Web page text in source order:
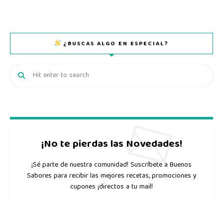
¿BUSCAS ALGO EN ESPECIAL?
¡No te pierdas las Novedades!
¡Sé parte de nuestra comunidad! Suscríbete a Buenos
Sabores para recibir las mejores recetas, promociones y
cupones ¡directos a tu mail!